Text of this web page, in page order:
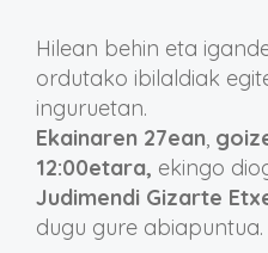
Hilean behin eta
ordutako ibilaldiak
inguruetan.
Ekainaren 27ean
12:00etara, ekingo
Judimendi Gizarte
dugu gure abiapuntua.